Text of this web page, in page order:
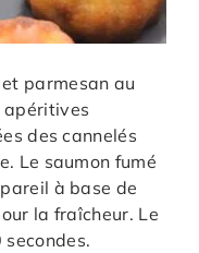
parmesan au
apéritives
des cannelés
Le saumon fumé
à base de
la fraîcheur. Le